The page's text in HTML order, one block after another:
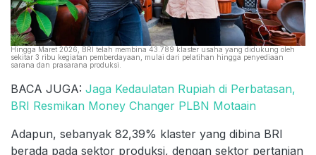
Hingga Maret 2026, BRI telah membina 43.789 klaster usaha yang didukung oleh
sekitar 3 ribu kegiatan pemberdayaan, mulai dari pelatihan hingga penyediaan
sarana dan prasarana produksi.
BACA JUGA: Jaga Kedaulatan Rupiah di Perbatasan,
BRI Resmikan Money Changer PLBN Motaain
Adapun, sebanyak 82,39% klaster yang dibina BRI
berada pada sektor produksi, dengan sektor pertanian